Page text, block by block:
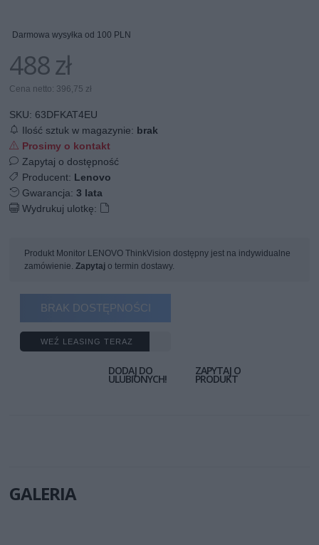
Darmowa wysyłka od 100 PLN
488 zł
Cena netto: 396,75 zł
SKU: 63DFKAT4EU
Ilość sztuk w magazynie: brak
Prosimy o kontakt
Zapytaj o dostępność
Producent: Lenovo
Gwarancja:3 lata
Wydrukuj ulotkę:
Produkt Monitor LENOVO ThinkVision dostępny jest na indywidualne
zamówienie.Zapytaj o termin dostawy.
BRAK DOSTĘPNOŚCI
WEŹ LEASING TERAZ
DODAJ DO
ULUBIONYCH!
ZAPYTAJ O
PRODUKT
GALERIA